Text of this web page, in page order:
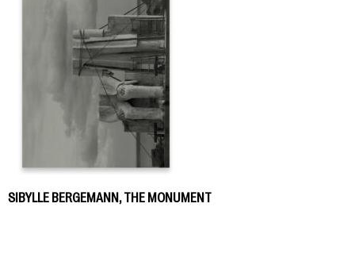
SIBYLLE BERGEMANN, THE MONUMENT